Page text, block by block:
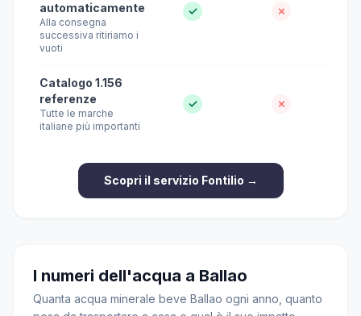
automaticamente
Alla consegna
successiva ritiriamo i
vuoti
✓ ✗
Catalogo 1.156
referenze
Tutte le marche
italiane più importanti
✓ ✗
Scopri il servizio Fontilio →
I numeri dell'acqua a Ballao
Quanta acqua minerale beve Ballao ogni anno, quanto